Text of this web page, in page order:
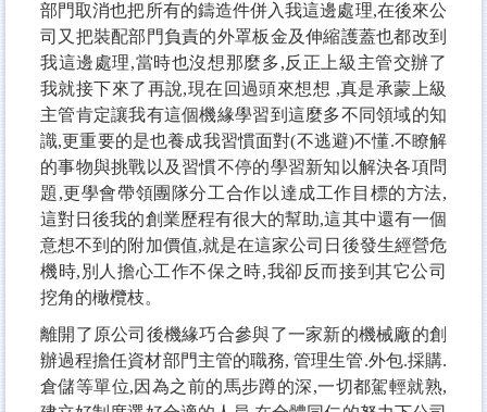
部門取消也把所有的鑄造件併入我這邊處理,在後來公
司又把裝配部門負責的外罩板金及伸縮護蓋也都改到
我這邊處理,當時也沒想那麼多,反正上級主管交辦了
我就接下來了再說,現在回過頭來想想 ,真是承蒙上級
主管肯定讓我有這個機緣學習到這麼多不同領域的知
識,更重要的是也養成我習慣面對(不逃避)不懂.不瞭解
的事物與挑戰以及習慣不停的學習新知以解決各項問
題,更學會帶領團隊分工合作以達成工作目標的方法,
這對日後我的創業歷程有很大的幫助,這其中還有一個
意想不到的附加價值,就是在這家公司日後發生經營危
機時,別人擔心工作不保之時,我卻反而接到其它公司
挖角的橄欖枝。
離開了原公司後機緣巧合參與了一家新的機械廠的創
辦過程擔任資材部門主管的職務, 管理生管.外包.採購.
倉儲等單位,因為之前的馬步蹲的深,一切都駕輕就熟,